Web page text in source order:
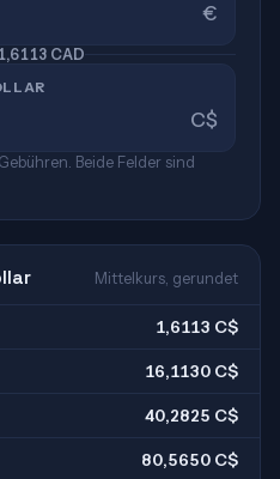
€
CAD
C$
Beide Felder sind
Mittelkurs, gerundet
1,6113 C$
16,1130 C$
40,2825 C$
80,5650 C$